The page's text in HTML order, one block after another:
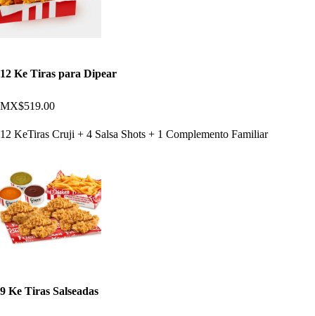
12 Ke Tiras para Dipear
MX$519.00
12 KeTiras Cruji + 4 Salsa Shots + 1 Complemento Familiar
9 Ke Tiras Salseadas